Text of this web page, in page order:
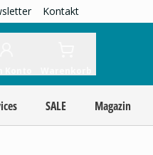
Kontakt
SALE Magazin